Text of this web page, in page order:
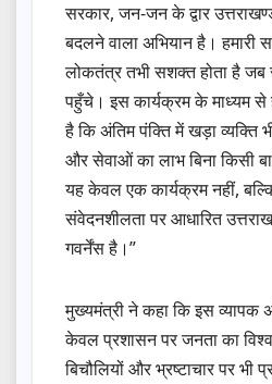
सरकार, जन-जन के द्वार
बदलने वाला अभियान है। हमारी
लोकतंत्र तभी सशक्त होता है
पहुँचे। इस कार्यक्रम के माध्यम से
है कि अंतिम पंक्ति में खड़ा व्यक्ति
और सेवाओं का लाभ बिना किसी
यह केवल एक कार्यक्रम नहीं,
संवेदनशीलता पर आधारित
गवर्नेंस है।”
मुख्यमंत्री ने कहा कि इस व्यापक
केवल प्रशासन पर जनता का
बिचौलियों और भ्रष्टाचार पर भी